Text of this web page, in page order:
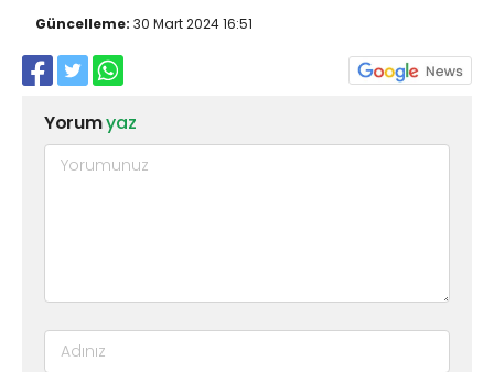
Güncelleme: 30 Mart 2024 16:51
Yorumyaz